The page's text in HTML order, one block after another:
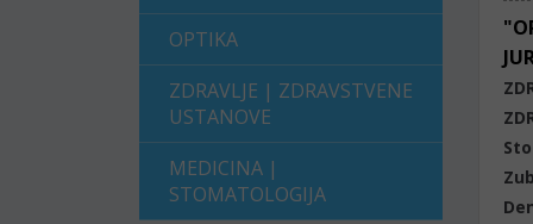
OPTIKA
ZDRAVLJE | ZDRAVSTVENE
USTANOVE
MEDICINA |
STOMATOLOGIJA